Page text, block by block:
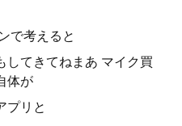
で考えると
してきてねまあ マイク買
体が
プリと